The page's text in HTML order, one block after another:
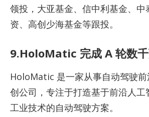
领投，大亚基金、信中利基金、中
资、高创少海基金等跟投。
9.HoloMatic 完成 A 轮数
HoloMatic 是一家从事自动驾驶
创公司，专注于打造基于前沿人工
工业技术的自动驾驶方案。